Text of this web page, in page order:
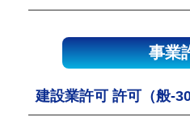
事業
建設業許可 許可（般-30